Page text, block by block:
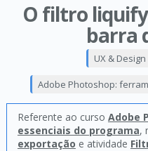
O filtro
barra
UX & Design
Adobe Photoshop:
Referente ao curso Adobe
essenciais do programa,
exportação e atividade